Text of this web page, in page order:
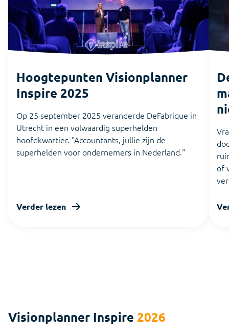
Hoogtepunten Visionplanner
Inspire 2025
Op 25 september 2025 veranderde DeFabrique in
Utrecht in een volwaardig superhelden
hoofdkwartier. "Accountants, jullie zijn de
superhelden voor ondernemers in Nederland."
Verder lezen
of
Visionplanner Inspire 2026